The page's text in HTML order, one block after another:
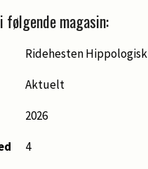
følgende magasin:
Ridehesten Hippologisk
Aktuelt
2026
4